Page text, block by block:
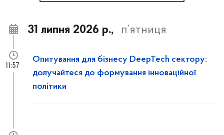
31 липня 2026 р., п’ятниця
Опитування для бізнесу DeepTech сектору:
долучайтеся до формування інноваційної
політики
11:57